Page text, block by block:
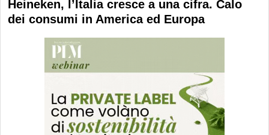
Heineken, l’Italia cresce a una cifra. Calo
dei consumi in America ed Europa